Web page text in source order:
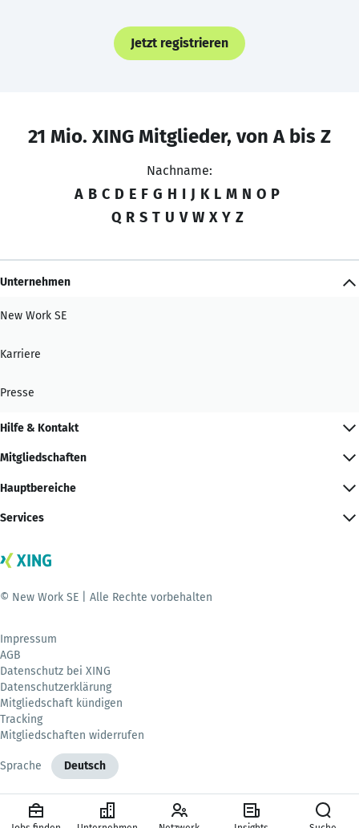
Jetzt registrieren
21 Mio. XING Mitglieder, von A bis Z
Nachname:
A B C D E F G H I J K L M N O P
Q R S T U V W X Y Z
Unternehmen
New Work SE
Karriere
Presse
Hilfe & Kontakt
Mitgliedschaften
Hauptbereiche
Services
© New Work SE | Alle Rechte vorbehalten
Impressum
AGB
Datenschutz bei XING
Datenschutzerklärung
Mitgliedschaft kündigen
Tracking
Mitgliedschaften widerrufen
Sprache Deutsch